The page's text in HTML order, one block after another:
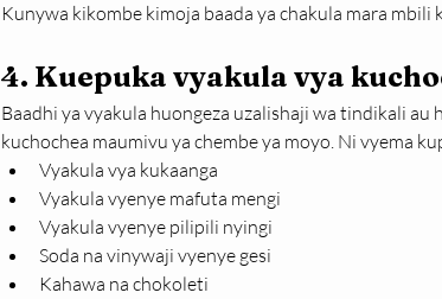
Kunywa kikombe kimoja baada ya chakula mara
4. Kuepuka vyakula vya
Baadhi ya vyakula huongeza uzalishaji wa tindikali
kuchochea maumivu ya chembe ya moyo. Ni vyema
Vyakula vya kukaanga
Vyakula vyenye mafuta mengi
Vyakula vyenye pilipili nyingi
Soda na vinywaji vyenye gesi
Kahawa na chokoleti